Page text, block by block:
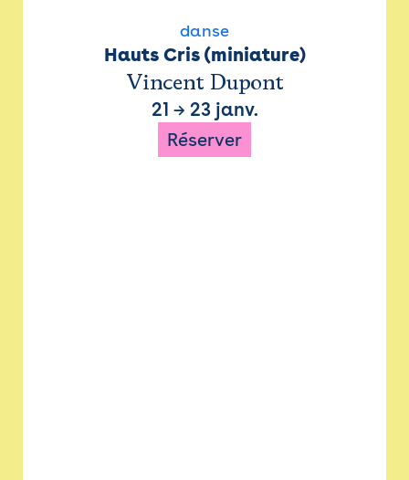
danse
Hauts Cris (miniature)
Vincent Dupont
21 → 23 janv.
Réserver